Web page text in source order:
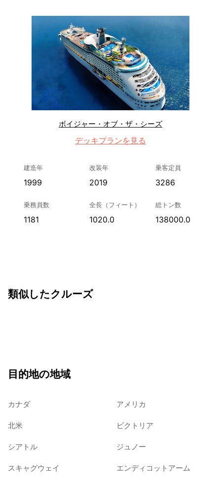
ボイジャー・オブ・ザ・シーズ
デッキプランを見る
建造年
1999
改装年
2019
乗客定員
3286
乗務員数
1181
全長（フィート）
1020.0
総トン数
138000.0
類似したクルーズ
目的地の地域
カナダ アメリカ
北米 ビクトリア
シアトル ジュノー
スキャグウェイ エンディコットアーム